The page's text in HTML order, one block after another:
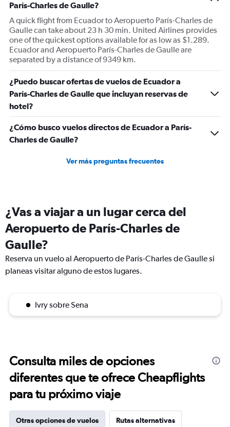
París-Charles de Gaulle?
A quick flight from Ecuador to Aeropuerto París-Charles de
Gaulle can take about 23 h 30 min. United Airlines provides
one of the quickest options available for as low as $1.289.
Ecuador and Aeropuerto París-Charles de Gaulle are
separated by a distance of 9349 km.
¿Puedo buscar ofertas de vuelos de Ecuador a
París-Charles de Gaulle que incluyan reservas de
hotel?
¿Cómo busco vuelos directos de Ecuador a París-
Charles de Gaulle?
Ver más preguntas frecuentes
¿Vas a viajar a un lugar cerca del
Aeropuerto de París-Charles de
Gaulle?
Reserva un vuelo al Aeropuerto de París-Charles de Gaulle si
planeas visitar alguno de estos lugares.
Ivry sobre Sena
Consulta miles de opciones
diferentes que te ofrece Cheapflights
para tu próximo viaje
Otras opciones de vuelos Rutas alternativas